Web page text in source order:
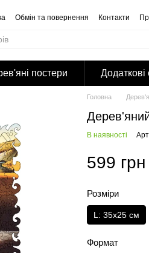
Обмін та повернення Контакти
постери Додаткові
Головна
В наявності
599 грн
Розміри
L: 35х25 см
Формат